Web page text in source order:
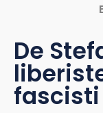
De
fascisti